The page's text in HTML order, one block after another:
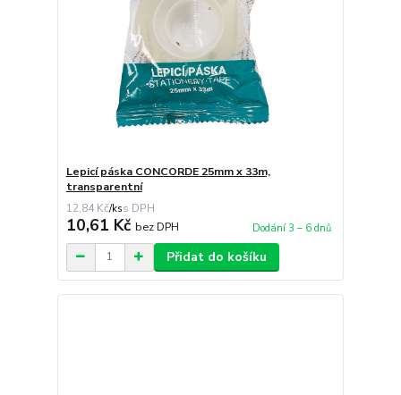
Lepicí páska CONCORDE 25mm x 33m,
transparentní
12,84 Kč/ks
10,61 Kč bez DPH Dodání 3 – 6 dnů
Přidat do košíku